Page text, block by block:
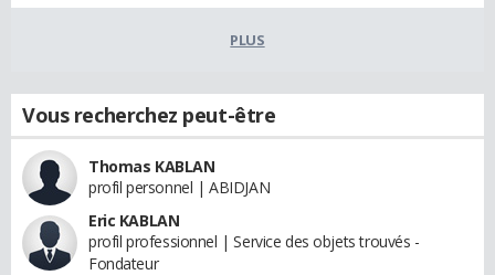
PLUS
Vous recherchez peut-être
Thomas KABLAN
profil personnel | ABIDJAN
Eric KABLAN
profil professionnel | Service des objets trouvés -
Fondateur